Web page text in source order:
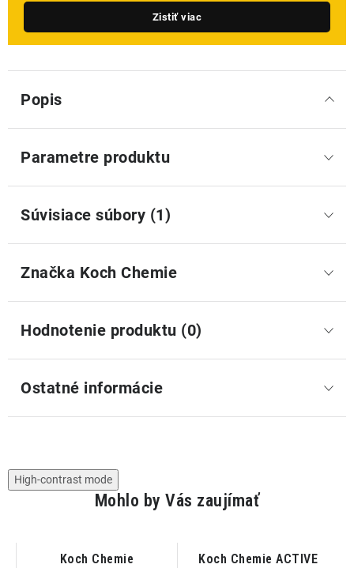
Zistiť viac
Popis
Parametre produktu
Súvisiace súbory (1)
Značka Koch Chemie
Hodnotenie produktu (0)
Ostatné informácie
High-contrast mode
Mohlo by Vás zaujímať
Koch Chemie
Koch Chemie ACTIVE